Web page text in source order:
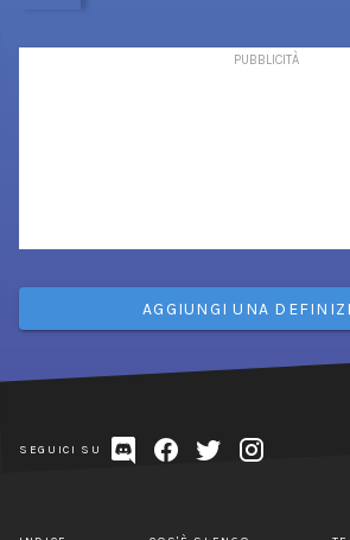
AGGIUNGI UNA
SEGUICI SU